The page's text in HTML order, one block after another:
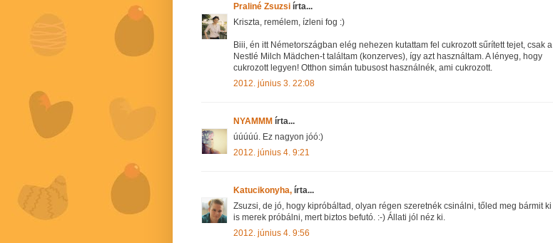
Praliné Zsuzsi írta...
Kriszta, remélem, ízleni fog :)
Biii, én itt Németországban elég nehezen kutattam fel cukrozott sűrített tejet, csak a
Nestlé Milch Mädchen-t találtam (konzerves), így azt használtam. A lényeg, hogy
cukrozott legyen! Otthon simán tubusost használnék, ami cukrozott.
2012. június 3. 22:08
NYAMMM írta...
úúúúú. Ez nagyon jóó:)
2012. június 4. 9:21
Katucikonyha, írta...
Zsuzsi, de jó, hogy kipróbáltad, olyan régen szeretnék csinálni, tőled meg bármit ki
is merek próbálni, mert biztos befutó. :-) Állati jól néz ki.
2012. június 4. 9:56